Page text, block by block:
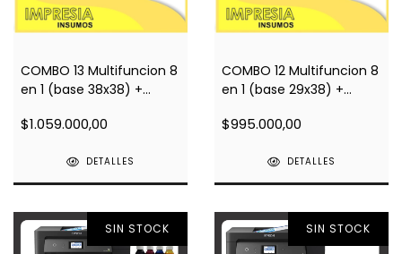
COMBO 13 Multifuncion 8
en 1 (base 38x38) +
Regalos
$1.059.000,00
DETALLES
COMBO 12 Multifuncion 8
en 1 (base 29x38) +
Regalos
$995.000,00
DETALLES
SIN STOCK SIN STOCK